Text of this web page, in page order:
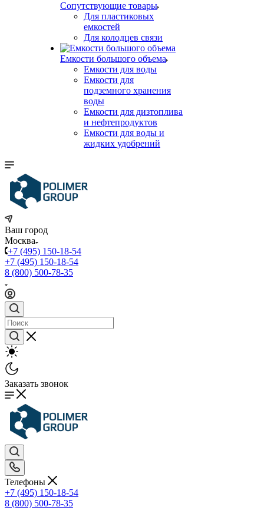
Сопутствующие товары
Для пластиковых
емкостей
Для колодцев связи
Емкости большого объема
Емкости для воды
Емкости для
подземного хранения
воды
Емкости для дизтоплива
и нефтепродуктов
Емкости для воды и
жидких удобрений
Ваш город
Москва
+7 (495) 150-18-54
+7 (495) 150-18-54
8 (800) 500-78-35
Заказать звонок
Телефоны
+7 (495) 150-18-54
8 (800) 500-78-35